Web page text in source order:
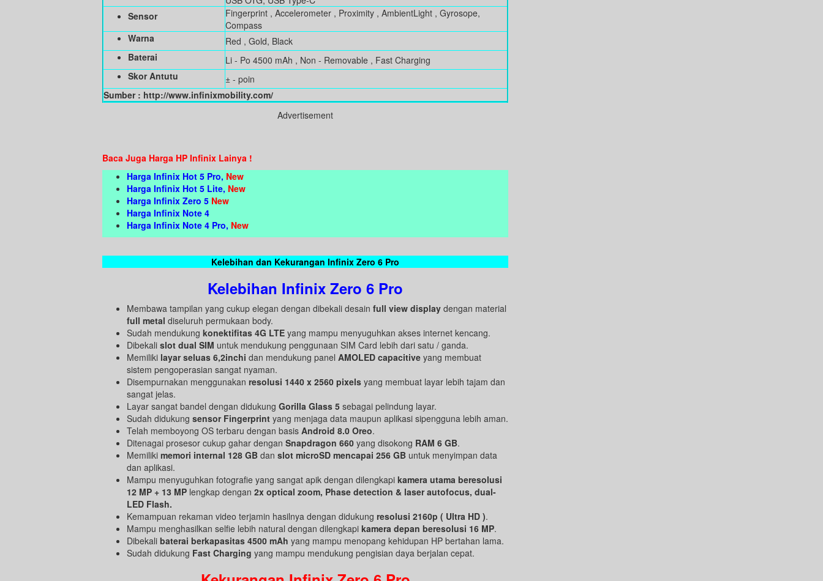
Sensor
Fingerprint , Accelerometer , Proximity , AmbientLight , Gyrosope,
Compass
Warna
Red , Gold, Black
Baterai
Li - Po 4500 mAh , Non - Removable , Fast Charging
Skor Antutu
± - poin
Sumber : http://www.infinixmobility.com/
Advertisement
Baca Juga Harga HP Infinix Lainya !
Harga Infinix Hot 5 Pro, New
Harga Infinix Hot 5 Lite, New
Harga Infinix Zero 5 New
Harga Infinix Note 4
Harga Infinix Note 4 Pro, New
Kelebihan dan Kekurangan Infinix Zero 6 Pro
Kelebihan Infinix Zero 6 Pro
Membawa tampilan yang cukup elegan dengan dibekali desain full view display dengan material
full metal diseluruh permukaan body.
Sudah mendukung konektifitas 4G LTE yang mampu menyuguhkan akses internet kencang.
Dibekali slot dual SIM untuk mendukung penggunaan SIM Card lebih dari satu / ganda.
Memiliki layar seluas 6,2inchi dan mendukung panel AMOLED capacitive yang membuat
sistem pengoperasian sangat nyaman.
Disempurnakan menggunakan resolusi 1440 x 2560 pixels yang membuat layar lebih tajam dan
sangat jelas.
Layar sangat bandel dengan didukung Gorilla Glass 5 sebagai pelindung layar.
Sudah didukung sensor Fingerprint yang menjaga data maupun aplikasi sipengguna lebih aman.
Telah memboyong OS terbaru dengan basis Android 8.0 Oreo.
Ditenagai prosesor cukup gahar dengan Snapdragon 660 yang disokong RAM 6 GB.
Memiliki memori internal 128 GB dan slot microSD mencapai 256 GB untuk menyimpan data
dan aplikasi.
Mampu menyuguhkan fotografie yang sangat apik dengan dilengkapi kamera utama beresolusi
12 MP + 13 MP lengkap dengan 2x optical zoom, Phase detection & laser autofocus, dual-
LED Flash.
Kemampuan rekaman video terjamin hasilnya dengan didukung resolusi 2160p ( Ultra HD ).
Mampu menghasilkan selfie lebih natural dengan dilengkapi kamera depan beresolusi 16 MP.
Dibekali baterai berkapasitas 4500 mAh yang mampu menopang kehidupan HP bertahan lama.
Sudah didukung Fast Charging yang mampu mendukung pengisian daya berjalan cepat.